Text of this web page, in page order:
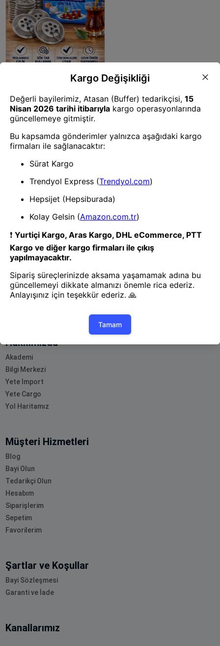
Çaydanlık Demlik Süzgeci Sök
Tak Çay Süzgeci Tüm
Demliklere Uyumlu Çaydanlık
Filtresi
1
- Yenilik ve hızı keşfedin, işinizi
daha etkili ve verimli bir şekilde
yönetin!
Google Play
Hakkımızda
Akademi
Bilgi Merkezi
Yete Import
Yete Cargo
Yol Haritamız
Müşteri Hizmetleri
Blog
Bayi Olun
Tedarikçi Olun
Hesabım
Siparişlerim
Sepetim
Favorilerim
Şartlar ve Koşullar
Bayi Sözleşmesi
Garanti ve İade
Kanallarımız